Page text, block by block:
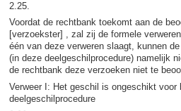
2.25.
Voordat de rechtbank toekomt aan de
[verzoekster] , zal zij de formele
één van deze verweren slaagt, kunnen
(in deze deelgeschilprocedure) namelijk
de rechtbank deze verzoeken niet te
Verweer I: Het geschil is ongeschikt voor
deelgeschilprocedure